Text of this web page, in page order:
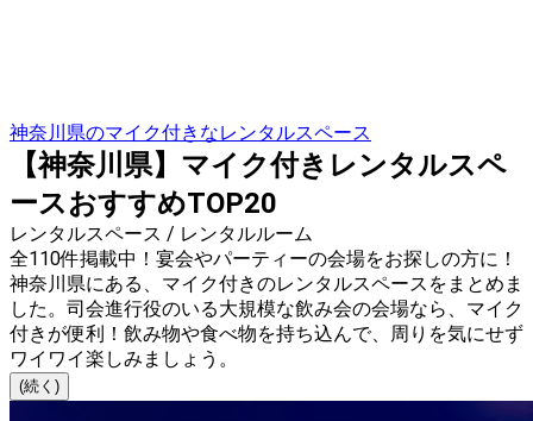
神奈川県のマイク付きなレンタルスペース
【神奈川県】マイク付きレンタルスペ
ースおすすめTOP20
レンタルスペース / レンタルルーム
全110件掲載中！宴会やパーティーの会場をお探しの方に！
神奈川県にある、マイク付きのレンタルスペースをまとめま
した。司会進行役のいる大規模な飲み会の会場なら、マイク
付きが便利！飲み物や食べ物を持ち込んで、周りを気にせず
ワイワイ楽しみましょう。
(続く)